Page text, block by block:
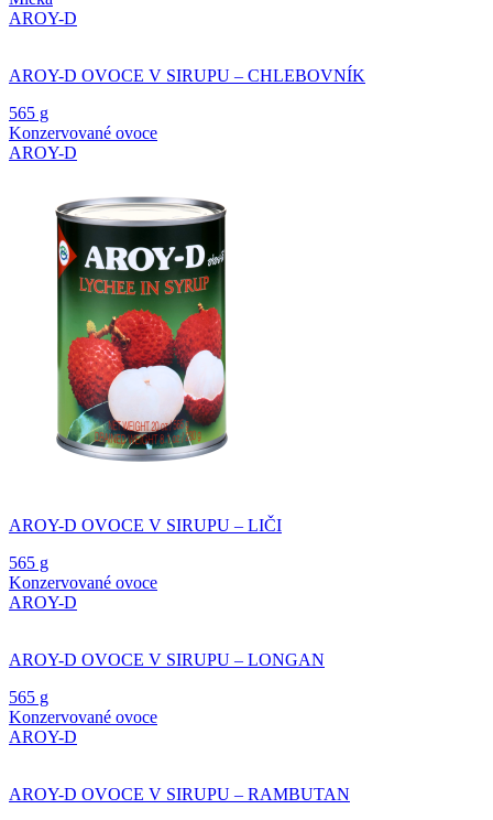
AROY-D
AROY-D OVOCE V SIRUPU – CHLEBOVNÍK
565 g
Konzervované ovoce
AROY-D
AROY-D OVOCE V SIRUPU – LIČI
565 g
Konzervované ovoce
AROY-D
AROY-D OVOCE V SIRUPU – LONGAN
565 g
Konzervované ovoce
AROY-D
AROY-D OVOCE V SIRUPU – RAMBUTAN